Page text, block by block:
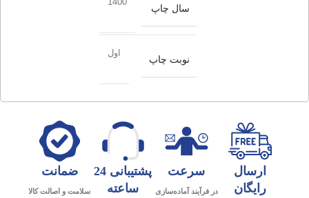
سال چاپ
نوبت چاپ
اول
ارسال
رایگان
سرعت
در فرآیند آماده‌سازی
پشتیبانی 24
ساعته
ضمانت
سلامت و اصالت کالا